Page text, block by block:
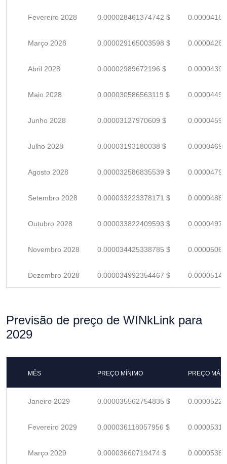
Fevereiro 2028 0.000028461374742 $
Março 2028 0.000029165003598 $
Abril 2028 0.00002989672196 $
Maio 2028 0.000030586563119 $
Junho 2028 0.00003127970609 $
Julho 2028 0.00003193180038 $
Agosto 2028 0.000032586835539 $
Setembro 2028 0.000033223378171 $
Outubro 2028 0.000033822409593 $
Novembro 2028 0.000034425338785 $
Dezembro 2028 0.000034992354467 $
Previsão de preço de WINkLink para
2029
MÊS PREÇO MÍNIMO PREÇO
Janeiro 2029 0.000035562754835 $
Fevereiro 2029 0.000036118057956 $
Março 2029 0.00003660719474 $